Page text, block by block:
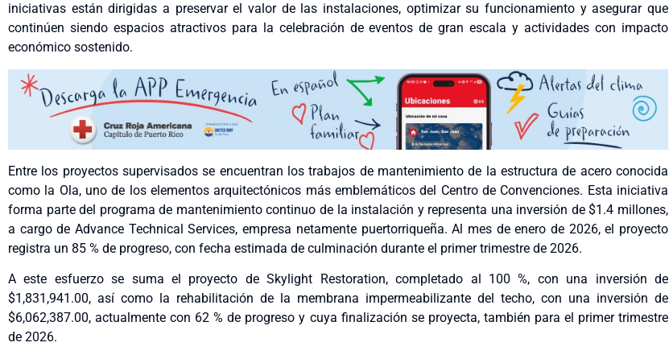
iniciativas están dirigidas a preservar el valor de las instalaciones, optimizar su funcionamiento y asegurar que
continúen siendo espacios atractivos para la celebración de eventos de gran escala y actividades con impacto
económico sostenido.
Entre los proyectos supervisados se encuentran los trabajos de mantenimiento de la estructura de acero conocida
como la Ola, uno de los elementos arquitectónicos más emblemáticos del Centro de Convenciones. Esta iniciativa
forma parte del programa de mantenimiento continuo de la instalación y representa una inversión de $1.4 millones,
a cargo de Advance Technical Services, empresa netamente puertorriqueña. Al mes de enero de 2026, el proyecto
registra un 85 % de progreso, con fecha estimada de culminación durante el primer trimestre de 2026.
A este esfuerzo se suma el proyecto de Skylight Restoration, completado al 100 %, con una inversión de
$1,831,941.00, así como la rehabilitación de la membrana impermeabilizante del techo, con una inversión de
$6,062,387.00, actualmente con 62 % de progreso y cuya finalización se proyecta, también para el primer trimestre
de 2026.